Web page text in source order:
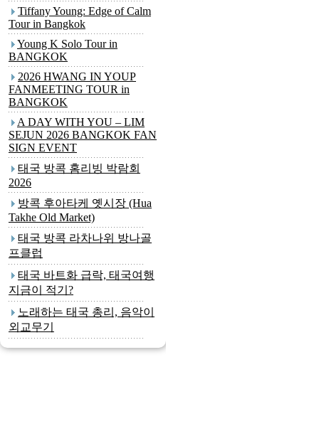
Tiffany Young: Edge of Calm
Tour in Bangkok
Young K Solo Tourin
BANGKOK
2026 HWANG IN YOUP
FANMEETING TOUR in
BANGKOK
A DAY WITH YOU – LIM
SEJUN 2026 BANGKOK FAN
SIGN EVENT
태국 방콕 홈리빙 박람회
2026
방콕 후아타케 옛시장 (Hua
Takhe Old Market)
태국 방콕 라차나위 방나골
프클럽
태국 바트화 급락, 태국여행
지금이 적기?
노래하는 태국 총리, 음악이
외교무기